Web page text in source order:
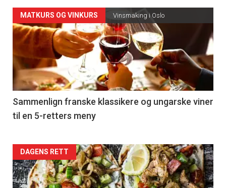
Forsiden
akkurat
nå
-
5
MATKURS OG VINKURS Vinsmaking i Oslo
Sammenlign franske klassikere og ungarske viner
til en 5-retters meny
Forsiden
akkurat
DAGENS RETT